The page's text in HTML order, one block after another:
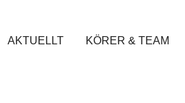
AKTUELLT KÖRER & TEAM